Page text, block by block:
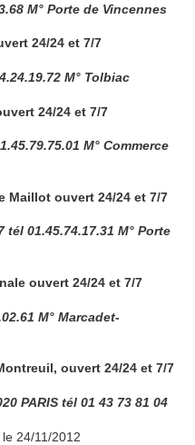
M° Porte de Vincennes
24/24 et 7/7
M° Tolbiac
24/24 et 7/7
M° Commerce
Maillot ouvert 24/24 et 7/7
tél 01.45.74.17.31 M° Porte
ouvert 24/24 et 7/7
M° Marcadet-
ouvert 24/24 et 7/7
PARIS tél 01 43 73 81 04
24/11/2012